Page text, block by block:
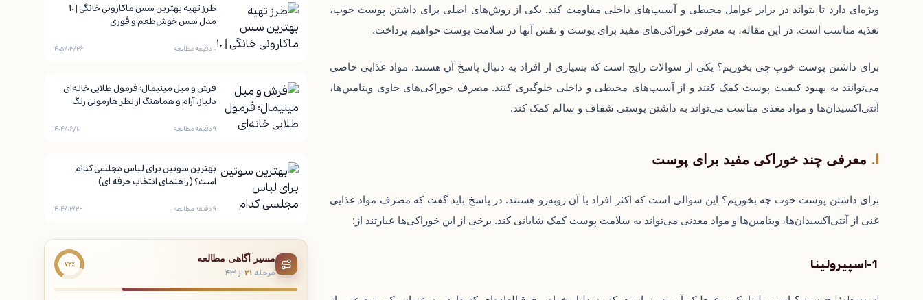
ویژه‌ای دارد تا بتواند در برابر عوامل محیطی و آسیب‌های داخلی مقاومت کند. یکی از روش‌های اصلی برای داشتن پوست خوب،
تغذیه مناسب است. در این مقاله، به معرفی خوراکی‌های مفید برای پوست و نقش آنها در سلامت پوست خواهیم پرداخت.
برای داشتن پوست خوب چی بخوریم؟ یکی از سوالات رایج است که بسیاری از افراد به دنبال پاسخ آن هستند. مواد غذایی خاصی
می‌توانند به بهبود کیفیت پوست کمک کنند و از آسیب‌های محیطی و داخلی جلوگیری کنند. مصرف خوراکی‌های حاوی ویتامین‌ها،
آنتی‌اکسیدان‌ها و مواد مغذی مناسب می‌تواند به داشتن پوستی شفاف و سالم کمک کند.
معرفی چند خوراکی مفید برای پوست
برای داشتن پوست خوب چه بخوریم؟ این سوالی است که اکثر افراد با آن روبه‌رو هستند. در پاسخ باید گفت که مصرف مواد غذایی
غنی از آنتی‌اکسیدان‌ها، ویتامین‌ها و مواد معدنی می‌تواند به سلامت پوست کمک شایانی کند. برخی از این خوراکی‌ها عبارتند از:
1-اسپیرولینا
طرز تهیه بهترین سس ماکارونی خانگی | ۱۰
مدل سس خوش‌طعم و فوری
۱۰ دقیقه مطالعه ۱۴۰۵/۰۳/۲۶
فرش و مبل مینیمال: فرمول طلایی خانه‌ای
دلباز، آرام و هماهنگ از نظر هارمونی رنگ
۹ دقیقه مطالعه ۱۴۰۴/۰۶/۱۰
بهترین سوتین برای لباس مجلسی کدام
است؟ (راهنمای انتخاب حرفه ای)
۹ دقیقه مطالعه ۱۴۰۴/۰۲/۲۲
مسیر آگاهی مطالعه
مرحله ۳۱ از ۴۳
۷۲٪